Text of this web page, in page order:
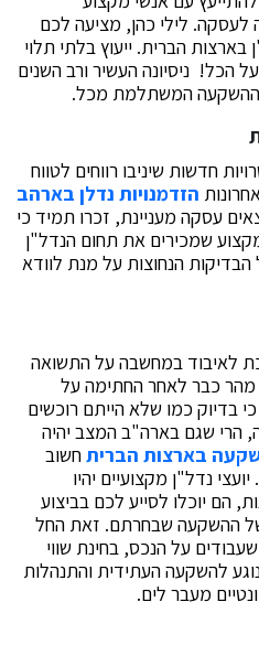
לילי כהן, מציעה לכם
בארצות הברית. ייעוץ בלתי תלוי
הכל! ניסיונה העשיר ורב השנים
ההשקעה המשתלמת מכל.
חדשות שיניבו רווחים לטווח
הזדמנויות נדלן בארהב
עסקה מעניינת, זכרו תמיד כי
שמכירים את תחום הנדל"ן
הבדיקות הנחוצות על מנת לוודא
לאיבוד במחשבה על התשואה
מהר כבר לאחר החתימה על
בדיוק כמו שלא הייתם רוכשים
הרי שגם בארה"ב המצב יהיה
בארצות הבריתחשוב
נדל"ן מקצועיים יהיו
הם יוכלו לסייע לכם בביצוע
של ההשקעה שבחרתם. זאת החל
על הנכס, בחינת שווי
להשקעה העתידית והתנהלות
מעבר לים.